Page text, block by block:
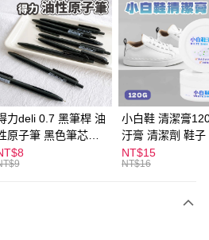
上)免運費
力deli 0.7 黑筆桿 油
原子筆 黑色筆芯
小白鞋 清潔膏
汙膏 清潔劑 鞋子
漬 白皮鞋 鞋油
NT$15
NT$16